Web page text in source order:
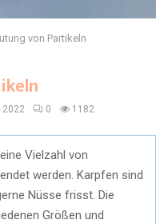
von Partikeln
2022 0 1182
Vielzahl von
werden. Karpfen sind
Nüsse frisst. Die
Größen und